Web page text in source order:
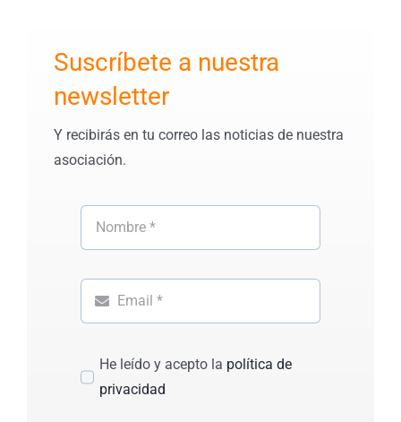
Suscríbete a nuestra
newsletter
Y recibirás en tu correo las noticias de nuestra
asociación.
He leído y acepto la política de
privacidad